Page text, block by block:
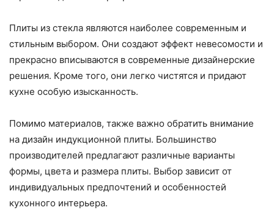
Плиты из стекла являются наиболее современным и
стильным выбором. Они создают эффект невесомости и
прекрасно вписываются в современные дизайнерские
решения. Кроме того, они легко чистятся и придают
кухне особую изысканность.
Помимо материалов, также важно обратить внимание
на дизайн индукционной плиты. Большинство
производителей предлагают различные варианты
формы, цвета и размера плиты. Выбор зависит от
индивидуальных предпочтений и особенностей
кухонного интерьера.